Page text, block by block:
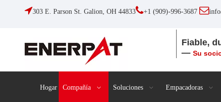
303 E. Parson St. Galion, OH 44833+1 (909)-996-3687 
Fiable,
—Su
Hogar Compañía Soluciones Empacadoras